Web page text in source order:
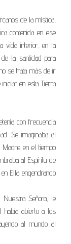
de la mística,
contenida en ese
vida interior, en la
la santidad para
se trata más de ir
en esta Tierra
con frecuencia
Se imaginaba al
Madre en el tiempo
al Espíritu de
Ella engendrando
Señora, le
había abierto a los
al mundo al